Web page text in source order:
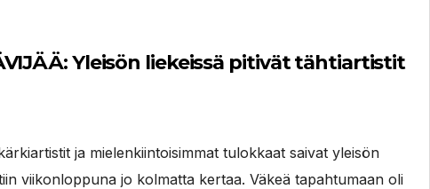
Yleisön liekeissä pitivät tähtiartistit
ja mielenkiintoisimmat tulokkaat saivat yleisön
viikonloppuna jo kolmatta kertaa. Väkeä tapahtumaan oli